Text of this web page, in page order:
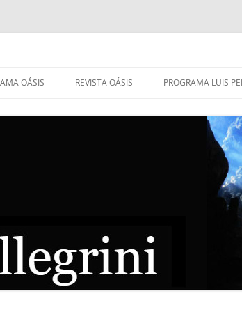
OÁSIS REVISTA OÁSIS PROGRAMA LUIS